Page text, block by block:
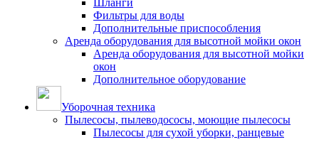
Шланги
Фильтры для воды
Дополнительные приспособления
Аренда оборудования для высотной мойки окон
Аренда оборудования для высотной мойки
окон
Дополнительное оборудование
Уборочная техника
Пылесосы, пылеводососы, моющие пылесосы
Пылесосы для сухой уборки, ранцевые